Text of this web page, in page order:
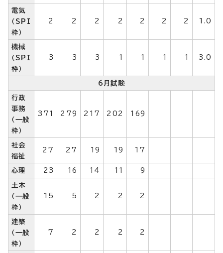
電気
（SPI
枠）
2 2 2 2 2 2 2 1.0
機械
（SPI
枠）
3 3 3 1 1 1 1 3.0
6月試験
行政
事務
（一般
枠）
371 279 217 202 169
社会
福祉
27 27 19 19 17
心理 23 16 14 11 9
土木
（一般
枠）
15 5 2 2 2
建築
（一般
枠）
7 2 2 2 2